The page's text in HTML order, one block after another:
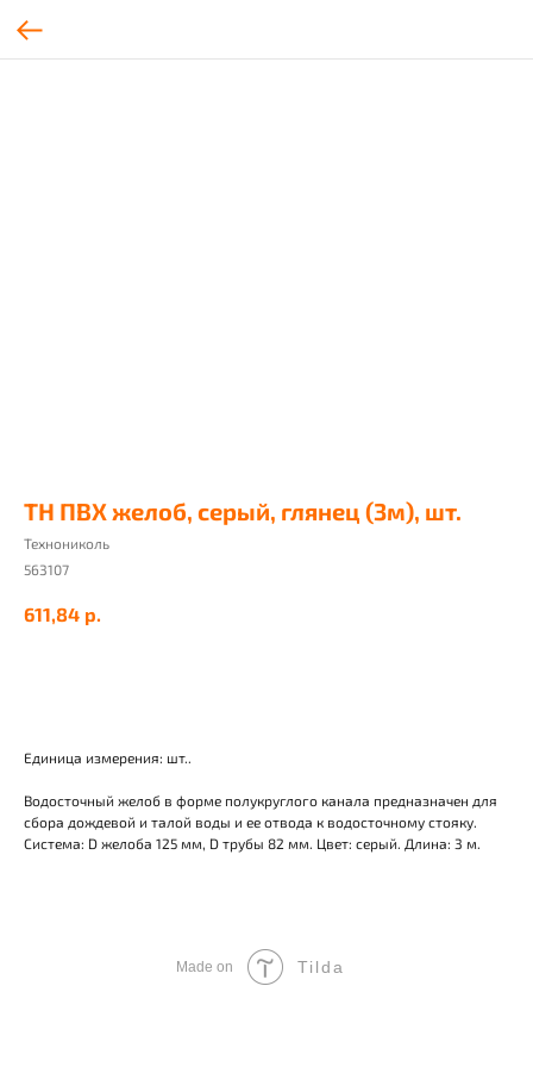
ТН ПВХ желоб, серый, глянец (3м), шт.
Технониколь
563107
611,84 р.
Единица измерения: шт..
Водосточный желоб в форме полукруглого канала предназначен для
сбора дождевой и талой воды и ее отвода к водосточному стояку.
Система: D желоба 125 мм, D трубы 82 мм. Цвет: серый. Длина: 3 м.
Made on Tilda